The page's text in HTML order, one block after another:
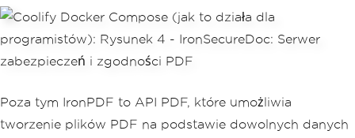
Poza tym IronPDF to API PDF, które umożliwia
tworzenie plików PDF na podstawie dowolnych danych